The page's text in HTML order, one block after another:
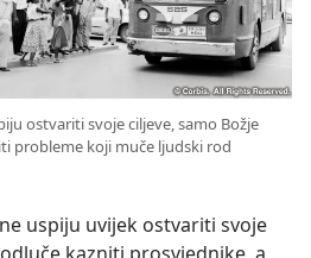
ostvariti svoje ciljeve, samo Božje
probleme koji muče ljudski rod
uspiju uvijek ostvariti svoje